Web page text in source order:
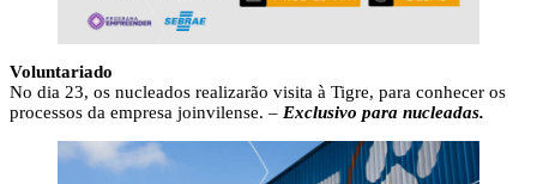
Voluntariado
No dia 23, os nucleados realizarão visita à Tigre, para conhecer os
processos da empresa joinvilense. – Exclusivo para nucleadas.